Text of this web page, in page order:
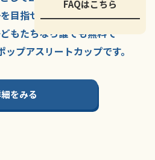
FAQはこちら
目指せる唯一の野球大会。
もたちなら誰でも無料で
ップアスリートカップです。
をみる